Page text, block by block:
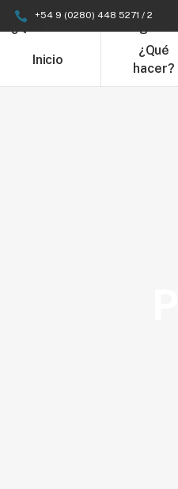
+54 9 (0280) 448 5271 / 2
Inicio
¿Qué
hacer?
¿Qué hacer?